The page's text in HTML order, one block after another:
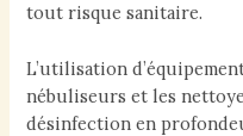
tout risque sanitaire.
L’utilisation
nébuliseurs et les
désinfection en